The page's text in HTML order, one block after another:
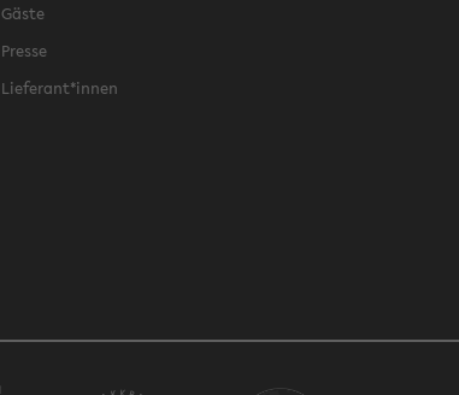
Gäste
Presse
Lieferant*innen